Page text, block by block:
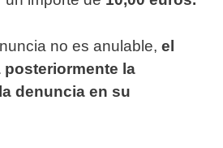
no es anulable, el
la
denuncia en su